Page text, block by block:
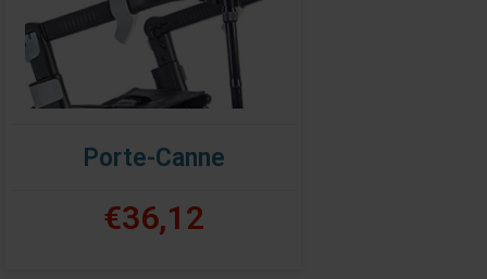
Porte-Canne
€36,12